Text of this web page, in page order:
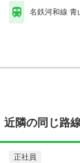
名鉄河和線 青
近隣の同じ路
正社員